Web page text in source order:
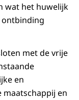
wat het huwelijk
ontbinding
met de vrije
en
en